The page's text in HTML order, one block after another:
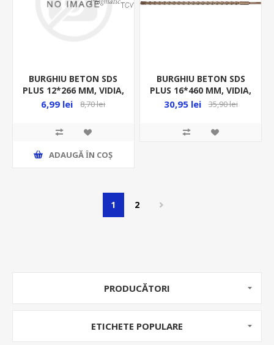
BURGHIU BETON SDS
PLUS 12*266 MM, VIDIA,
23750
6,99 lei 8,70 lei
ADAUGĂ ȊN COŞ
BURGHIU BETON SDS
PLUS 16*460 MM, VIDIA,
YT-4221
30,95 lei 35,90 lei
1 2
PRODUCĂTORI
ETICHETE POPULARE